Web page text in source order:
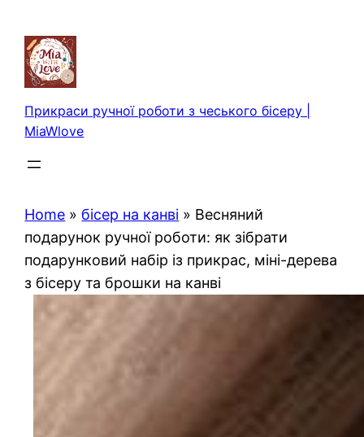
вмісту
Прикраси ручної роботи з чеського бісеру |
MiaWlove
Home » бісер на канві » Весняний
подарунок ручної роботи: як зібрати
подарунковий набір із прикрас, міні-дерева
з бісеру та брошки на канві